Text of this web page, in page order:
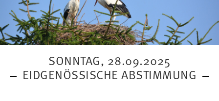
SONNTAG, 28.09.2025
EIDGENÖSSISCHE ABSTIMMUNG